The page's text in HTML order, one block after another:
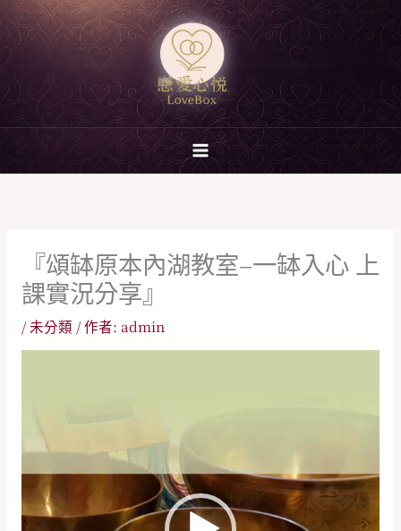
跳
至
主
要
內
『頌缽原本內湖教室–一缽入心 上
課實況分享』
/未分類 / 作者: admin